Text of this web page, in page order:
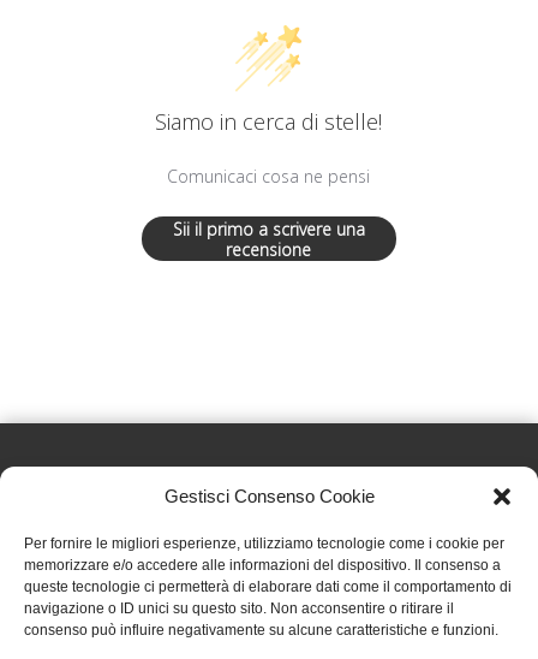
Gestisci Consenso Cookie
Per fornire le migliori esperienze, utilizziamo tecnologie come i cookie per
memorizzare e/o accedere alle informazioni del dispositivo. Il consenso a
queste tecnologie ci permetterà di elaborare dati come il comportamento di
navigazione o ID unici su questo sito. Non acconsentire o ritirare il
consenso può influire negativamente su alcune caratteristiche e funzioni.
Siamo in cerca di stelle!
Comunicaci cosa ne pensi
Sii il primo a scrivere una
recensione
Effatà Editrice di Pellegrino Paolo SAS
C.F. e P.IVA 09655250018
Via Tre Denti, 1 - 10060 Cantalupa (TO)
Telefono: (+39) 0121 353452 - Fax: (+39) 0121 353839